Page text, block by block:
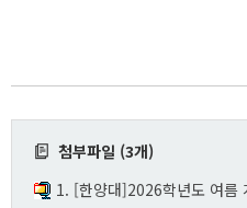
첨부파일 (3개)
1. [한양대]2026학년도 여름